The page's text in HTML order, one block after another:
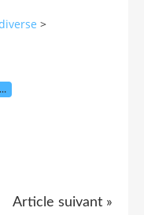
>
…
Article suivant »